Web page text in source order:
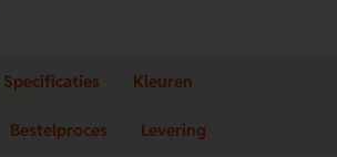
Specificaties Kleuren
Bestelproces Levering